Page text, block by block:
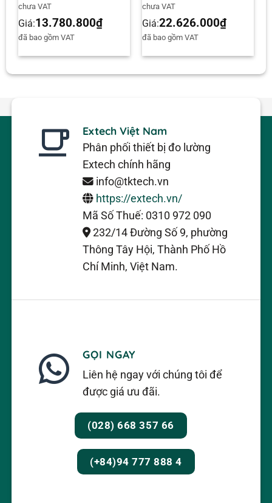
chưa VAT
Giá:13.780.800₫
đã bao gồm VAT
chưa VAT
Giá:22.626.000₫
đã bao gồm VAT
Extech Việt Nam
Phân phối thiết bị đo lường
Extech chính hãng
info@tktech.vn
https://extech.vn/
Mã Số Thuế: 0310 972 090
232/14 Đường Số 9, phường
Thông Tây Hội, Thành Phố Hồ
Chí Minh, Việt Nam.
GỌI NGAY
Liên hệ ngay với chúng tôi để
được giá ưu đãi.
(028) 668 357 66
(+84)94 777 888 4